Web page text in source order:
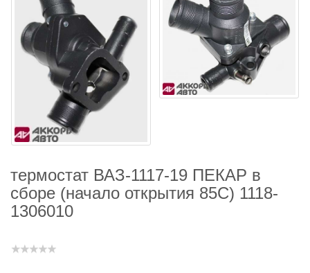
термостат ВАЗ-1117-19 ПЕКАР в
сборе (начало открытия 85С) 1118-
1306010